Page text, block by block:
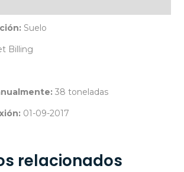
Suelo
Billing
38 toneladas
01-09-2017
relacionados